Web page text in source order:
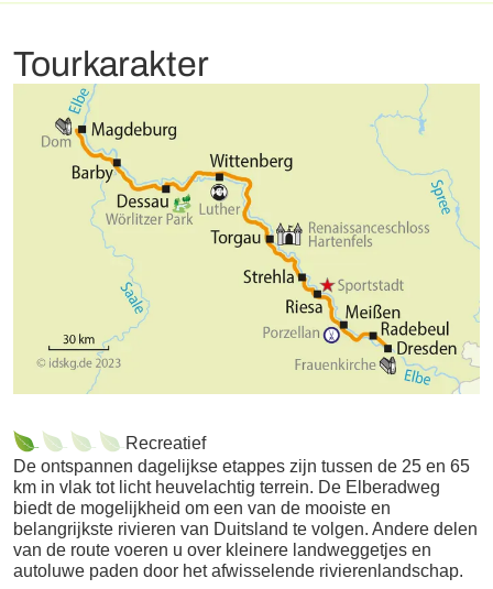
belangrijkste binnenhavens in Oost-Duitsland. Zeer
bezienswaardig voor kunstliefhebbers en bezoekers die
geïnteresseerd zijn in geschiedenis.
Hotelvoorbeeld: Cat. A:
Cat. B: Best
Western Hotel Geheimer Rat
boeken graag extra overnachtingen voor u zodat u de
Tourkarakter
Recreatief
De ontspannen dagelijkse etappes zijn tussen de 25 en 65
km in vlak tot licht heuvelachtig terrein. De Elberadweg
biedt de mogelijkheid om een van de mooiste en
belangrijkste rivieren van Duitsland te volgen. Andere delen
van de route voeren u over kleinere landweggetjes en
autoluwe paden door het afwisselende rivierenlandschap.